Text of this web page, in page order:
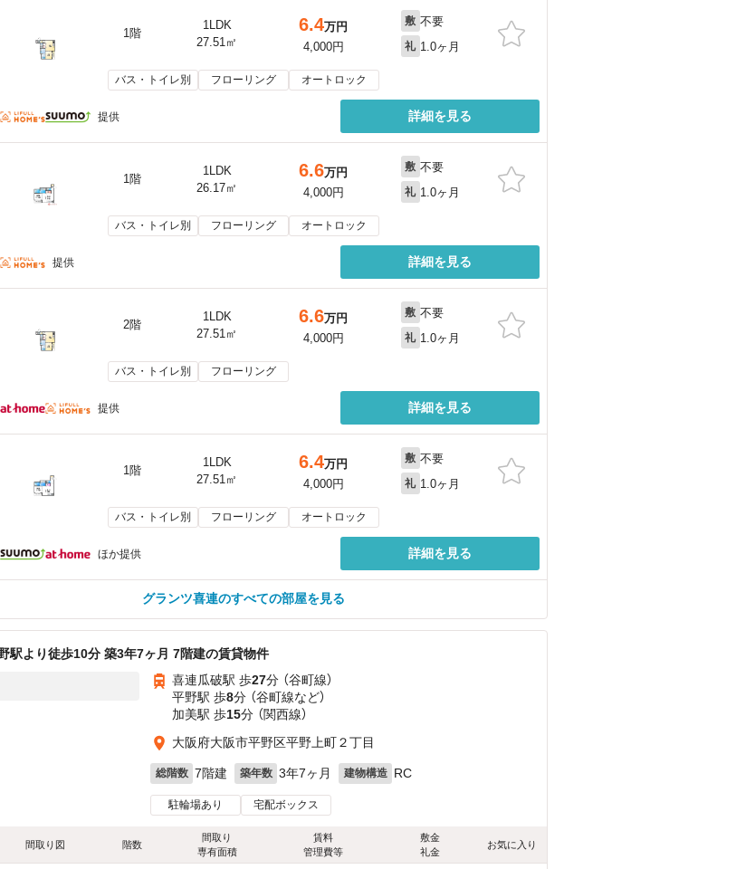
1階
1LDK
27.51㎡
6.4万円
4,000円
敷 不要
礼 1.0ヶ月
バス・トイレ別 フローリング オートロック
提供 詳細を見る
1階
1LDK
26.17㎡
6.6万円
4,000円
敷 不要
礼 1.0ヶ月
バス・トイレ別 フローリング オートロック
提供 詳細を見る
2階
1LDK
27.51㎡
6.6万円
4,000円
敷 不要
礼 1.0ヶ月
バス・トイレ別 フローリング
提供 詳細を見る
1階
1LDK
27.51㎡
6.4万円
4,000円
敷 不要
礼 1.0ヶ月
バス・トイレ別 フローリング オートロック
ほか提供 詳細を見る
グランツ喜連のすべての部屋を見る
駅より徒歩10分 築3年7ヶ月 7階建の賃貸物件
喜連瓜破駅 歩27分 （谷町線）
平野駅 歩8分 （谷町線など）
加美駅 歩15分 （関西線）
大阪府大阪市平野区平野上町２丁目
総階数 7階建 築年数 3年7ヶ月 建物構造 RC
駐輪場あり 宅配ボックス
間取り図 階数
間取り
専有面積
賃料
管理費等
敷金
礼金
お気に入り